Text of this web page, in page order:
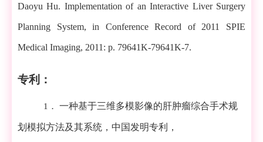
Daoyu Hu. Implementation of an Interactive Liver Surgery
Planning System, in Conference Record of 2011 SPIE
Medical Imaging, 2011: p. 79641K-79641K-7.
专利：
1． 一种基于三维多模影像的肝肿瘤综合手术规
划模拟方法及其系统，中国发明专利，